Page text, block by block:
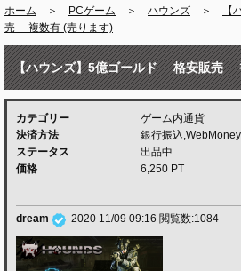
ホーム ＞ PCゲーム ＞ ハウンズ ＞
売 複数有 (売ります)
【ハウンズ】5億ゴールド 格安販売
カテゴリー
ゲーム内通貨
決済方法
銀行振込
ステータス
出品中
価格
6,250 PT
dream 2020 11/09 09:16 閲覧数:1084